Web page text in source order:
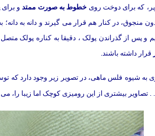
که برای دوخت روی خطوط به صورت ممتدو برای
منجوق، در کنار هم قرار می گیرند و دانه به
و پس از گذراندن پولک ، دقیقا به کناره پولک
قرار داشته باشند.
به شیوه فلس ماهی، در تصویر زیر وجود دارد که
تصاویر بیشتری از این رومیزی کوچک اما زیبا را، می